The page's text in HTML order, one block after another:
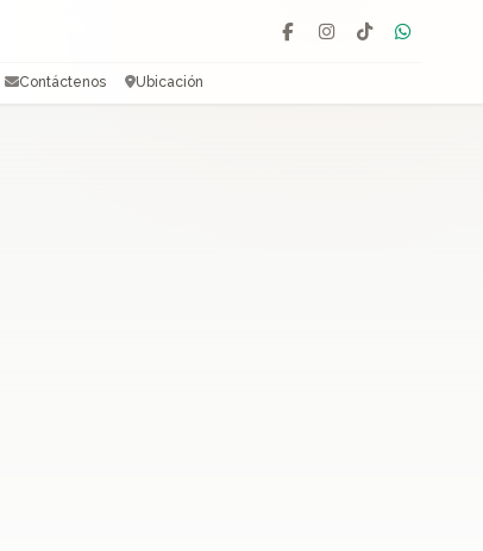
Facebook
Instagram
TikTok
Contáctenos Ubicación